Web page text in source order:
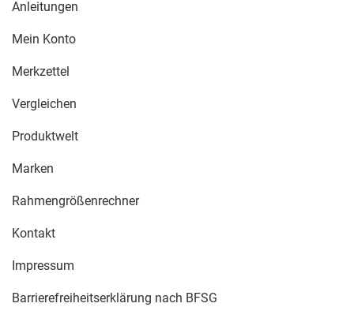
Anleitungen
Mein Konto
Merkzettel
Vergleichen
Produktwelt
Marken
Rahmengrößenrechner
Kontakt
Impressum
Barrierefreiheitserklärung nach BFSG